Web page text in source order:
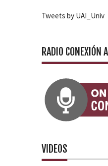
Tweets by UAI_Univ
RADIO CONEXIÓN
VIDEOS